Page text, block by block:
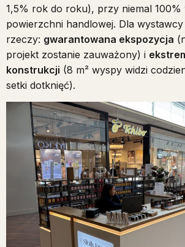
1,5% rok do roku), przy niemal 100%
powierzchni handlowej. Dla
rzeczy: gwarantowana ekspozycja
projekt zostanie zauważony) i
konstrukcji (8 m² wyspy widzi
setki dotknięć).